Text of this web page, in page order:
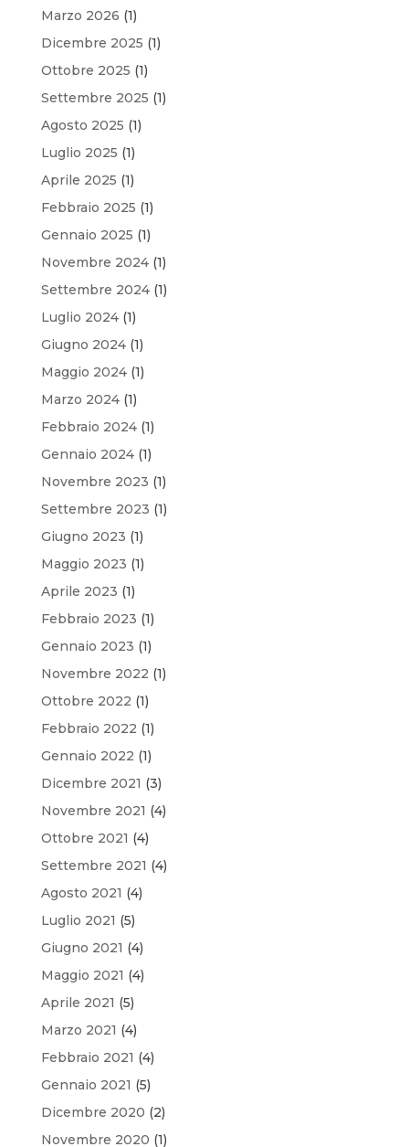
Marzo 2026 (1)
Dicembre 2025 (1)
Ottobre 2025 (1)
Settembre 2025 (1)
Agosto 2025 (1)
Luglio 2025 (1)
Aprile 2025 (1)
Febbraio 2025 (1)
Gennaio 2025 (1)
Novembre 2024(1)
Settembre 2024(1)
Luglio 2024(1)
Giugno 2024(1)
Maggio 2024(1)
Marzo 2024(1)
Febbraio 2024(1)
Gennaio 2024(1)
Novembre 2023 (1)
Settembre 2023 (1)
Giugno 2023 (1)
Maggio 2023 (1)
Aprile 2023 (1)
Febbraio 2023 (1)
Gennaio 2023 (1)
Novembre 2022 (1)
Ottobre 2022 (1)
Febbraio 2022 (1)
Gennaio 2022 (1)
Dicembre 2021 (3)
Novembre 2021 (4)
Ottobre 2021 (4)
Settembre 2021 (4)
Agosto 2021 (4)
Luglio 2021 (5)
Giugno 2021 (4)
Maggio 2021 (4)
Aprile 2021 (5)
Marzo 2021 (4)
Febbraio 2021 (4)
Gennaio 2021 (5)
Dicembre 2020 (2)
Novembre 2020 (1)